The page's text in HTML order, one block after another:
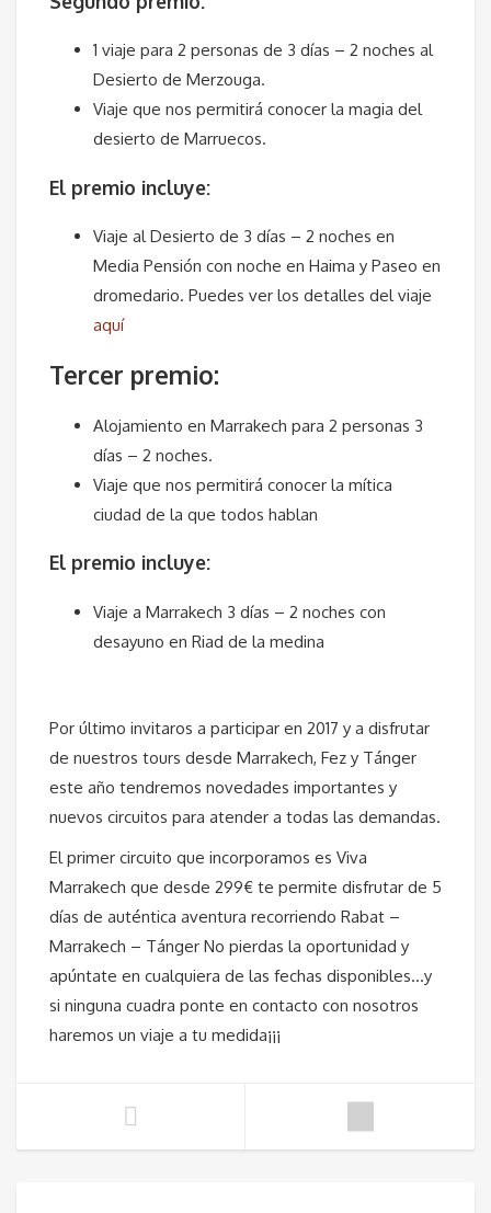
1 viaje para 2 personas de 3 días – 2 noches al
Desierto de Merzouga.
Viaje que nos permitirá conocer la magia del
desierto de Marruecos.
El premio incluye:
Viaje al Desierto de 3 días – 2 noches en
Media Pensión con noche en Haima y Paseo en
dromedario. Puedes ver los detalles del viaje
aquí
Tercer premio:
Alojamiento en Marrakech para 2 personas 3
días – 2 noches.
Viaje que nos permitirá conocer la mítica
ciudad de la que todos hablan
El premio incluye:
Viaje a Marrakech 3 días – 2 noches con
desayuno en Riad de la medina
Por último invitaros a participar en 2017 y a disfrutar
de nuestros tours desde Marrakech, Fez y Tánger
este año tendremos novedades importantes y
nuevos circuitos para atender a todas las demandas.
El primer circuito que incorporamos es Viva
Marrakech que desde 299€ te permite disfrutar de 5
días de auténtica aventura recorriendo Rabat –
Marrakech – Tánger No pierdas la oportunidad y
apúntate en cualquiera de las fechas disponibles…y
si ninguna cuadra ponte en contacto con nosotros
haremos un viaje a tu medida¡¡¡